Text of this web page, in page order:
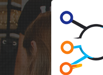
Spring
naar
de
inhoud